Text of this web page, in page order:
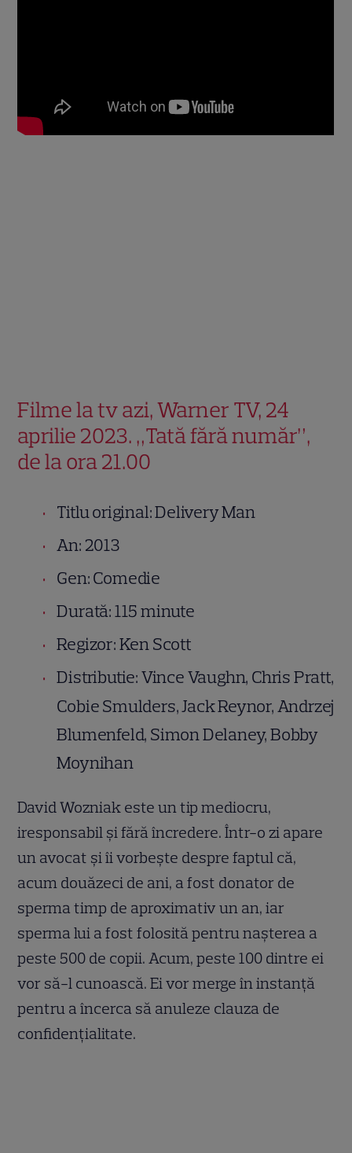
Filme la tv azi, Warner TV, 24
aprilie 2023. „Tată fără număr”,
de la ora 21.00
Titlu original: Delivery Man
An: 2013
Gen: Comedie
Durată: 115 minute
Regizor: Ken Scott
Distributie: Vince Vaughn, Chris Pratt,
Cobie Smulders, Jack Reynor, Andrzej
Blumenfeld, Simon Delaney, Bobby
Moynihan
David Wozniak este un tip mediocru,
iresponsabil şi fără încredere. Într-o zi apare
un avocat şi îi vorbeşte despre faptul că,
acum douăzeci de ani, a fost donator de
sperma timp de aproximativ un an, iar
sperma lui a fost folosită pentru naşterea a
peste 500 de copii. Acum, peste 100 dintre ei
vor să-l cunoască. Ei vor merge în instanţă
pentru a încerca să anuleze clauza de
confidenţialitate.